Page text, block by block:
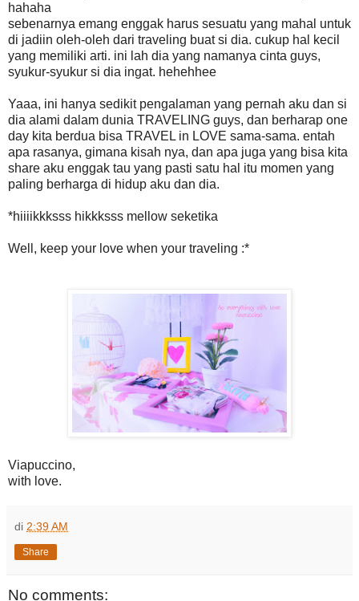
hahaha
sebenarnya emang enggak harus sesuatu yang mahal untuk
di jadiin oleh-oleh dari traveling buat si dia. cukup hal kecil
yang memiliki arti. ini lah dia yang namanya cinta guys,
syukur-syukur si dia ingat. hehehhee
Yaaa, ini hanya sedikit pengalaman yang pernah aku dan si
dia alami dalam dunia TRAVELING guys, dan berharap one
day kita berdua bisa TRAVEL in LOVE sama-sama. entah
apa rasanya, gimana kisah nya, dan apa juga yang bisa kita
share aku enggak tau yang pasti satu hal itu momen yang
paling berharga di hidup aku dan dia.
*hiiiikkksss hikkksss mellow seketika
Well, keep your love when your traveling :*
Viapuccino,
with love.
di 2:39 AM
Share
No comments: